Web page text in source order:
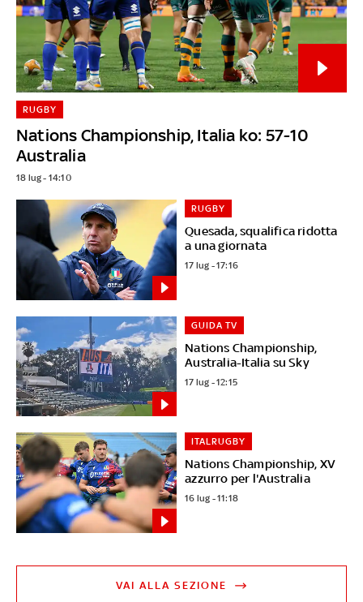
Nations Championship, Italia ko: 57-10
Australia
RUGBY
18 lug - 14:10
Quesada, squalifica ridotta
a una giornata
RUGBY
17 lug - 17:16
Nations Championship,
Australia-Italia su Sky
GUIDA TV
17 lug - 12:15
Nations Championship, XV
azzurro per l'Australia
ITALRUGBY
16 lug - 11:18
VAI ALLA SEZIONE